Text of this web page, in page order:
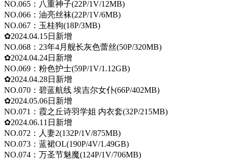
NO.065：八重神子(22P/1V/12MB)
NO.066：油亮丝袜(22P/1V/6MB)
NO.067：玉桂狗(18P/3MB)
✿2024.04.15日新增
NO.068：23年4月舰长灰色蕾丝(50P/320MB)
✿2024.04.24日新增
NO.069：粉色护士(59P/1V/1.12GB)
✿2024.04.28日新增
NO.070：碧蓝航线 埃吉尔女仆(66P/402MB)
✿2024.05.06日新增
NO.071：霞之丘诗羽学姐 内衣套(32P/215MB)
✿2024.06.11日新增
NO.072：人妻2(132P/1V/875MB)
NO.073：蓝裙OL(190P/4V/1.49GB)
NO.074：万圣节魅魔(124P/1V/706MB)